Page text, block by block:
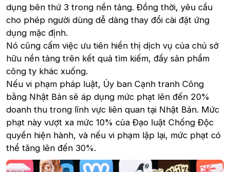
dụng bên thứ 3 trong nền tảng. Đồng thời, yêu cầu
cho phép người dùng dễ dàng thay đổi cài đặt ứng
dụng mặc định.
Nó cũng cấm việc ưu tiên hiển thị dịch vụ của chủ sở
hữu nền tảng trên kết quả tìm kiếm, đẩy sản phẩm
công ty khác xuống.
Nếu vi phạm pháp luật, Ủy ban Cạnh tranh Công
bằng Nhật Bản sẽ áp dụng mức phạt lên đến 20%
doanh thu trong lĩnh vực liên quan tại Nhật Bản. Mức
phạt này vượt xa mức 10% của Đạo luật Chống Độc
quyền hiện hành, và nếu vi phạm lặp lại, mức phạt có
thể tăng lên đến 30%.